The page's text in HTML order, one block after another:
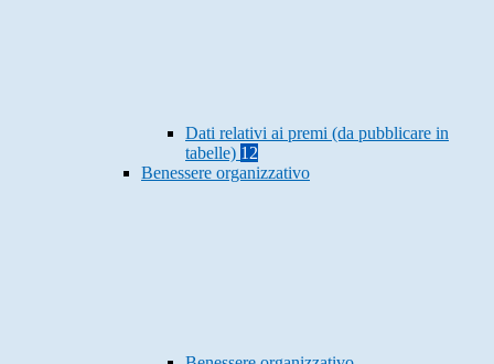
Dati relativi ai premi (da pubblicare in
tabelle) 12
Benessere organizzativo